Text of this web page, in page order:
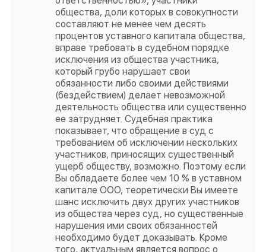
общества, доли которых в совокупности
составляют не менее чем десять
процентов уставного капитала общества,
вправе требовать в судебном порядке
исключения из общества участника,
который грубо нарушает свои
обязанности либо своими действиями
(бездействием) делает невозможной
деятельность общества или существенно
ее затрудняет. Судебная практика
показывает, что обращение в суд с
требованием об исключении нескольких
участников, приносящих существенный
ущерб обществу, возможно. Поэтому если
Вы обладаете более чем 10 % в уставном
капитале ООО, теоретически Вы имеете
шанс исключить двух других участников
из общества через суд, но существенные
нарушения ими своих обязанностей
необходимо будет доказывать. Кроме
того, актуальным является вопрос о